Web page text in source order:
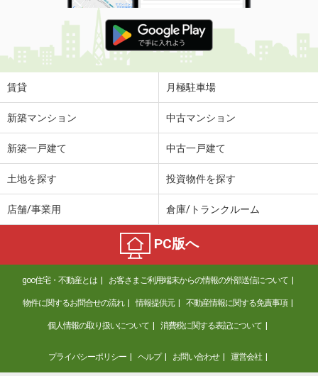
賃貸 月極駐車場
新築マンション 中古マンション
新築一戸建て 中古一戸建て
土地を探す 投資物件を探す
店舗/事業用 倉庫/トランクルーム
PC版へ
goo住宅・不動産とは お客さまご利用端末からの情報の外部送信について
物件に関するお問合せの流れ 情報提供元 不動産情報に関する免責事項
個人情報の取り扱いについて 消費税に関する表記について
プライバシーポリシー ヘルプ お問い合わせ 運営会社